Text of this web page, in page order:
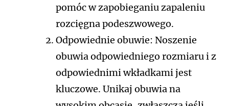
pomóc w zapobieganiu zapaleniu
rozcięgna podeszwowego.
Odpowiednie obuwie: Noszenie
obuwia odpowiedniego rozmiaru i z
odpowiednimi wkładkami jest
kluczowe. Unikaj obuwia na